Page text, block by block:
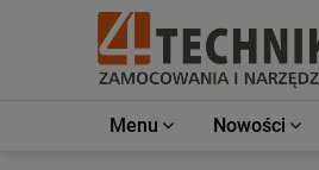
Menu Nowości